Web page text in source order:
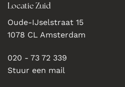
Locatie Zuid
Oude-IJselstraat 15
1078 CL Amsterdam
020 - 73 72 339
Stuur een mail